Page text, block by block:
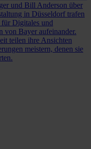
und Bill Anderson über
in Düsseldorf trafen
Digitales und
von Bayer aufeinander.
teilen ihre Ansichten
meistern, denen sie